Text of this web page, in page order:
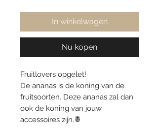
In winkelwagen
Nu kopen
Fruitlovers opgelet!
De ananas is de koning van de
fruitsoorten. Deze ananas zal dan
ook de koning van jouw
accessoires zijn.🍍